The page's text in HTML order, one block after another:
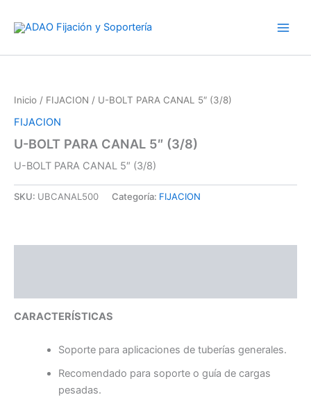
Inicio / FIJACION / U-BOLT PARA CANAL 5″ (3/8)
FIJACION
U-BOLT PARA CANAL 5″ (3/8)
U-BOLT PARA CANAL 5″ (3/8)
SKU: UBCANAL500 Categoría: FIJACION
CARACTERÍSTICAS
Soporte para aplicaciones de tuberías generales.
Recomendado para soporte o guía de cargas
pesadas.